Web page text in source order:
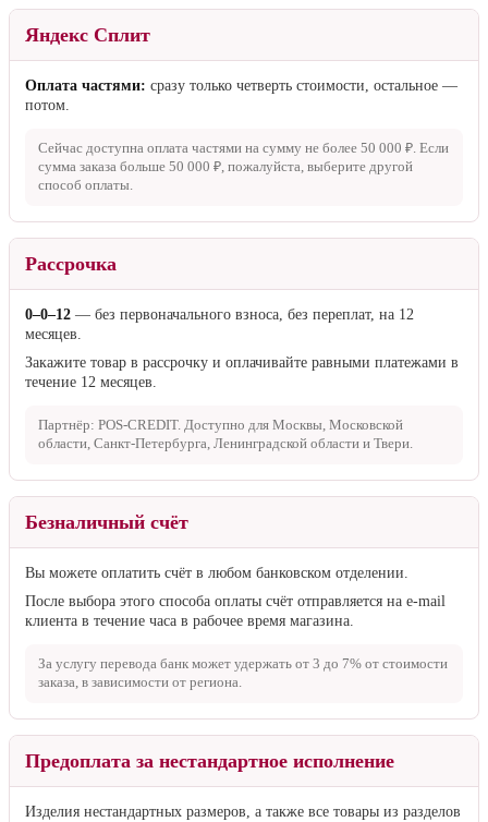
Яндекс Сплит
Оплата частями: сразу только четверть стоимости, остальное —
потом.
Сейчас доступна оплата частями на сумму не более 50 000 ₽. Если
сумма заказа больше 50 000 ₽, пожалуйста, выберите другой
способ оплаты.
Рассрочка
0–0–12 — без первоначального взноса, без переплат, на 12
месяцев.
Закажите товар в рассрочку и оплачивайте равными платежами в
течение 12 месяцев.
Партнёр: POS-CREDIT. Доступно для Москвы, Московской
области, Санкт-Петербурга, Ленинградской области и Твери.
Безналичный счёт
Вы можете оплатить счёт в любом банковском отделении.
После выбора этого способа оплаты счёт отправляется на e-mail
клиента в течение часа в рабочее время магазина.
За услугу перевода банк может удержать от 3 до 7% от стоимости
заказа, в зависимости от региона.
Предоплата за нестандартное исполнение
Изделия нестандартных размеров, а также все товары из разделов